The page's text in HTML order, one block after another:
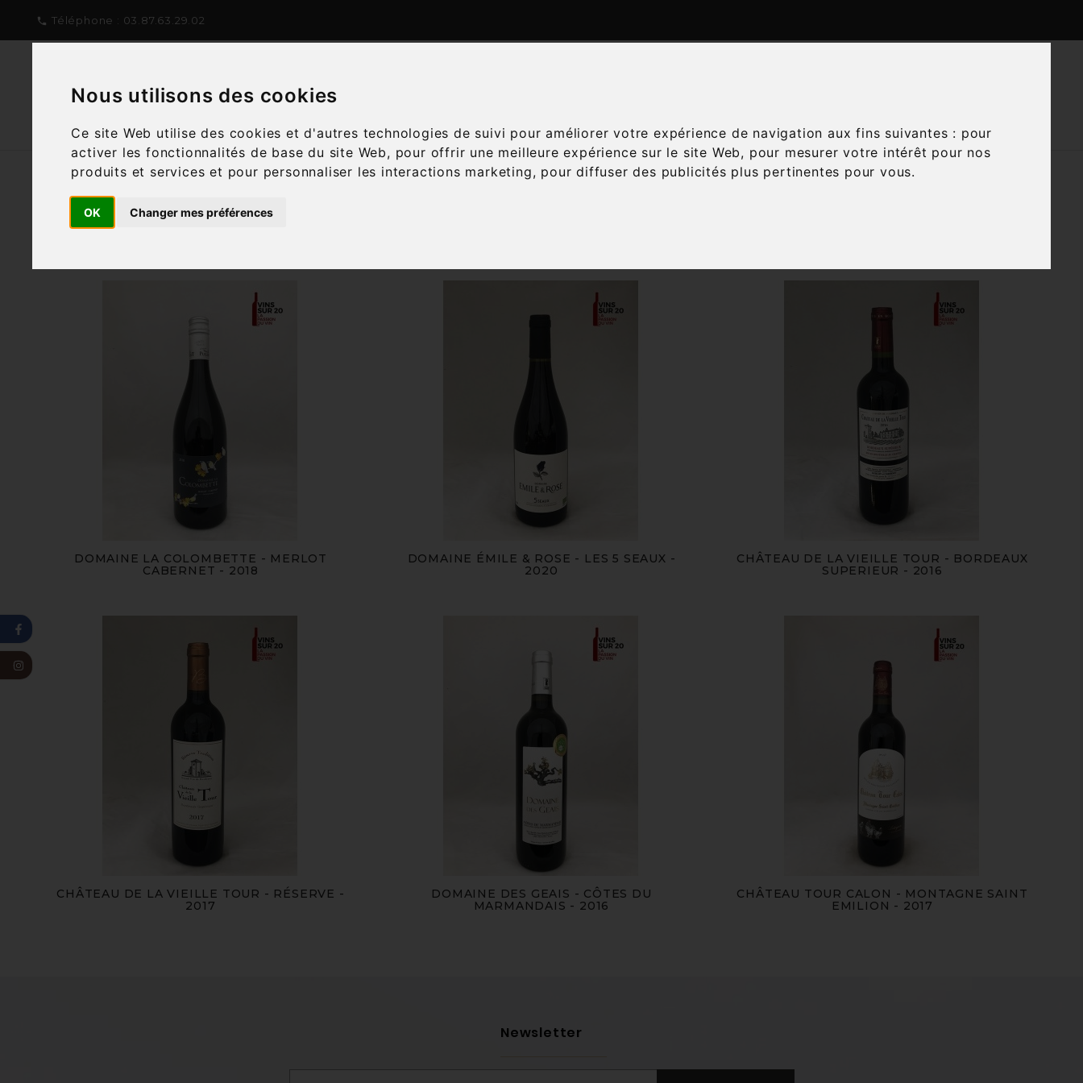
Nous utilisons des cookies
Ce site Web utilise des cookies et d'autres technologies de suivi pour améliorer votre expérience de navigation aux fins suivantes : pour
activer les fonctionnalités de base du site Web, pour offrir une meilleure expérience sur le site Web, pour mesurer votre intérêt pour nos
produits et services et pour personnaliser les interactions marketing, pour diffuser des publicités plus pertinentes pour vous.
OK Changer mes préférences
 Téléphone : 03.87.63.29.02
NOTRE CONCEPT NOTRE CATALOGUE
Accueil Vins Cépage Merlot
6 articles
DOMAINE LA COLOMBETTE - MERLOT
CABERNET - 2018
DOMAINE ÉMILE & ROSE - LES 5 SEAUX -
2020
CHÂTEAU DE LA VIEILLE TOUR - BORDEAUX
SUPERIEUR - 2016
CHÂTEAU DE LA VIEILLE TOUR - RÉSERVE -
2017
DOMAINE DES GEAIS - CÔTES DU
MARMANDAIS - 2016
CHÂTEAU TOUR CALON - MONTAGNE SAINT
EMILION - 2017
Newsletter